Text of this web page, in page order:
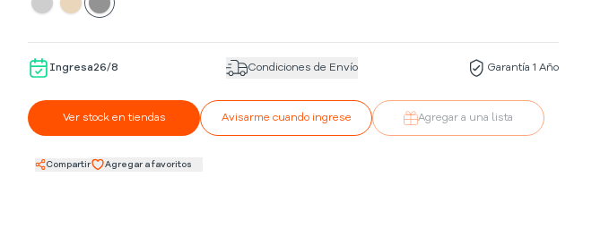
Ingresa26/8 Condiciones de Envío Garantía 1 Año
Ver stock en tiendas Avisarme cuando ingrese Agregar a una lista
Compartir Agregar a favoritos